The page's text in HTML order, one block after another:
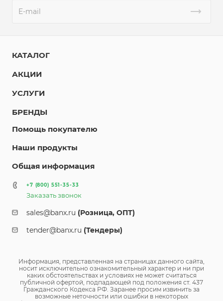
КАТАЛОГ
АКЦИИ
УСЛУГИ
БРЕНДЫ
Помощь покупателю
Наши продукты
Общая информация
+7 (800) 551-35-33
Заказать звонок
sales@banx.ru (Розница, ОПТ)
tender@banx.ru (Тендеры)
Информация, представленная на страницах данного сайта,
носит исключительно ознакомительный характер и ни при
каких обстоятельствах и условиях не может считаться
публичной офертой, подпадающей под положения ст. 437
Гражданского Кодекса РФ. Заранее просим извинить за
возможные неточности или ошибки в некоторых